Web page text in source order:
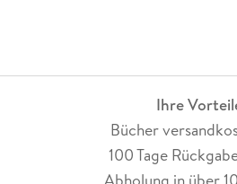
Ihre
Bücher
100 Tage